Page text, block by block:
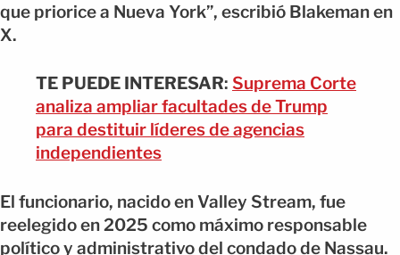
que priorice a Nueva York”, escribió Blakeman en
X.
TE PUEDE INTERESAR: Suprema Corte
analiza ampliar facultades de Trump
para destituir líderes de agencias
independientes
El funcionario, nacido en Valley Stream, fue
reelegido en 2025 como máximo responsable
político y administrativo del condado de Nassau.